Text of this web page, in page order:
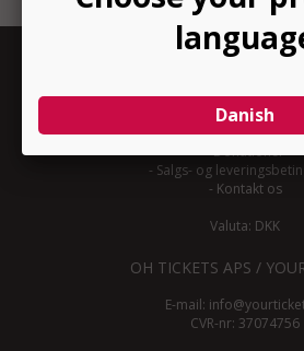
INFORMATION
-Om YourTicket
Bliv arrangør
-Arrangør login
-Donationer
- Salgs- og
- Kontakt os
Valuta: DKK
OH TICKETS APS /
E-mail:
CVR-nr: 37074756